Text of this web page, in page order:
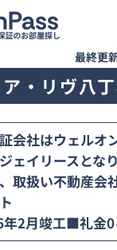
最終更
・リヴ八
会社はウェルオ
ェイリースとなり
取扱い不動産会
2月竣工■礼金0